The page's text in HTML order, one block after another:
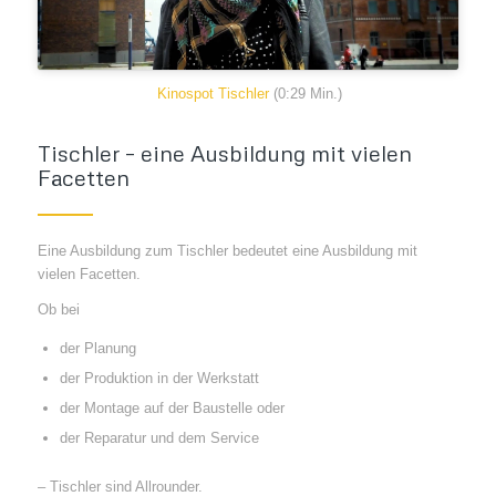
Kinospot Tischler (0:29 Min.)
Tischler – eine Ausbildung mit vielen
Facetten
Eine Ausbildung zum Tischler bedeutet eine Ausbildung mit
vielen Facetten.
Ob bei
der Planung
der Produktion in der Werkstatt
der Montage auf der Baustelle oder
der Reparatur und dem Service
– Tischler sind Allrounder.